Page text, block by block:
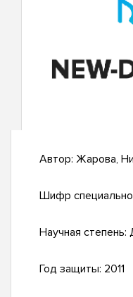
Автор: Жарова,
Шифр
Научная степень:
Год защиты: 2011